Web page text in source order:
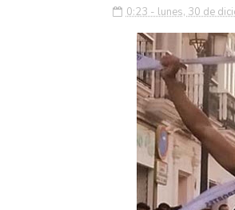
0:23 - lunes, 30 de